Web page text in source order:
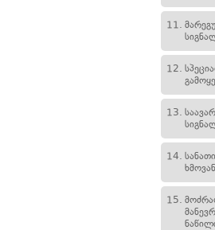
11.
12.
13.
14.
15.